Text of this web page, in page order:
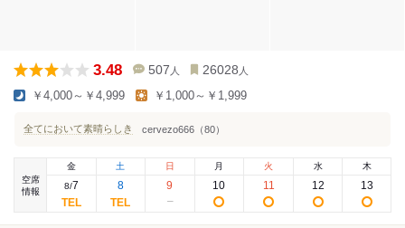
3.48 507 人 26028 人
￥4,000～￥4,999 ￥1,000～￥1,999
全てにおいて素晴らしき cervezo666（80）
空席
情報
金
8/7
土
8
日
9
月
10
火
11
水
12
木
13